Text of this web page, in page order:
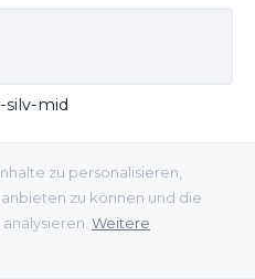
zu personalisieren,
zu können und die
Weitere
silv-mid